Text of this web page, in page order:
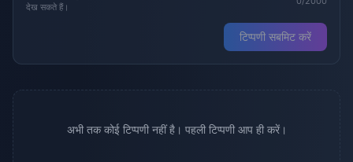
देख सकते हैं।
टिप्पणी सबमिट करें
अभी तक कोई टिप्पणी नहीं है। पहली टिप्पणी आप ही करें।